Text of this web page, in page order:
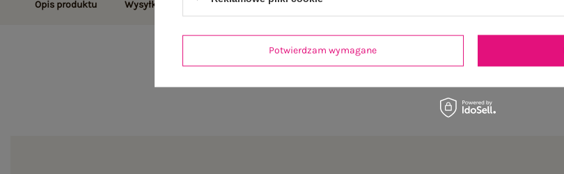
Opis produktu Wysyłka i dostawa Zwroty i reklamacje
Potwierdzam wymagane